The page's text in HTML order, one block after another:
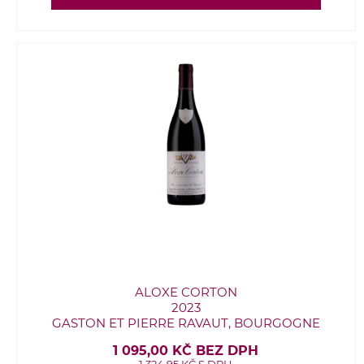
ALOXE CORTON
2023
GASTON ET PIERRE RAVAUT, BOURGOGNE
1 095,00 KČ BEZ DPH